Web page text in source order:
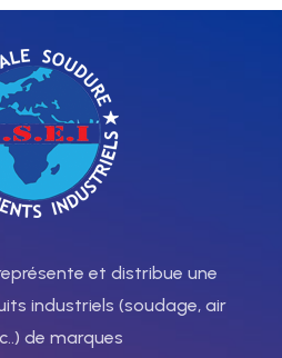
pipelines dans toutes les
techniques conventionnelles
et de type tuyau de poêle.
API 5L jusqu’à X56, soudage
en passe jusqu’à X80.
et distribue une
industriels (soudage, air
de marques